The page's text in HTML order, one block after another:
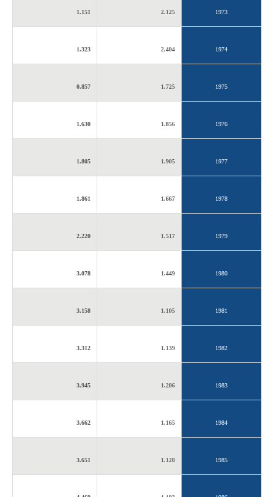
1973
2.125
1.151
1974
2.404
1.323
1975
1.725
0.857
1976
1.856
1.630
1977
1.905
1.805
1978
1.667
1.861
1979
1.517
2.220
1980
1.449
3.078
1981
1.105
3.158
1982
1.139
3.312
1983
1.206
3.945
1984
1.165
3.662
1985
1.128
3.651